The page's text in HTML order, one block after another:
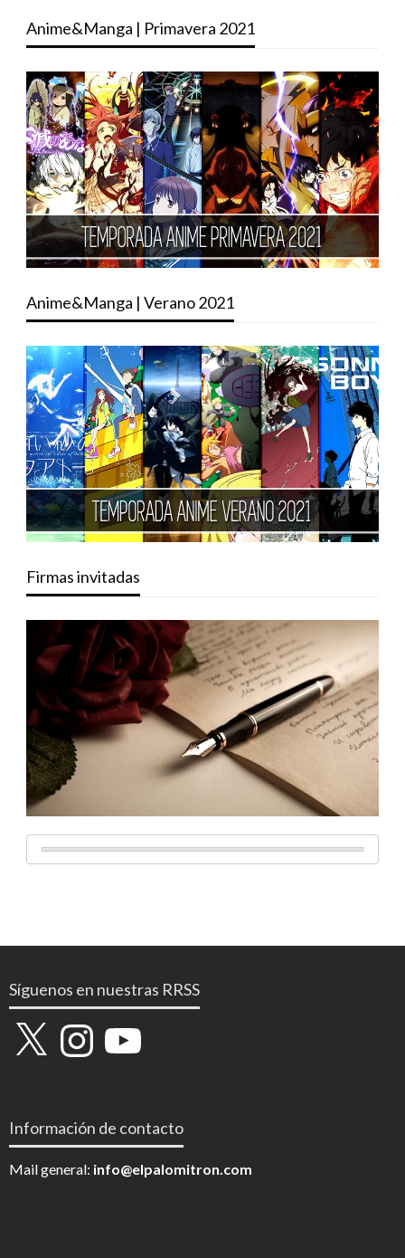
Anime&Manga | Primavera 2021
Anime&Manga | Verano 2021
Firmas invitadas
Síguenos en nuestras RRSS
X InstagramYouTube
Información de contacto
Mail general: info@elpalomitron.com